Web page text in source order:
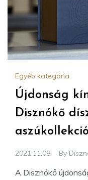
Egyéb kategória
Újdonság
Disznókő
2021.11.08. By
A Disznókő